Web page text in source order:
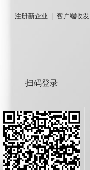
注册新企业 | 客户端收发
扫码登录